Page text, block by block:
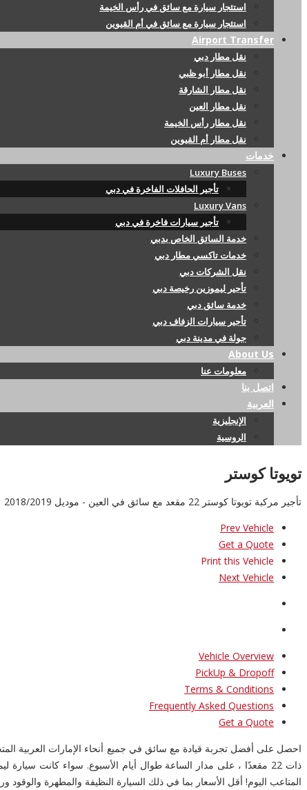
استئجار سيارة مع سائق في رأس الخيمة
استئجار سيارة مع سائق في أم القيوين
Airport Transfer
نقل مطار دبي
نقل مطار أبو ظبي
نقل مطار الشارقة
نقل مطار العين
نقل مطار رأس الخيمة
نقل مطار أم القيوين
خدمات
Luxury Buses
تأجير الحافلات الفاخرة في دبي
Luxury Vans
تأجير سيارات فاخرة في دبي
خدمة السائق الخاص بدبي
خدمات تاكسي مطار دبي
نقل الشركات دبي
تأجير ليموزين رخيصة دبي
خدمة سائق دبي
تأجير سيارات الزفاف دبي
جولة في مدينة دبي
About Us
معلومات عنا
اتصل بنا
العربية
الإنجليزية
الروسية
تويوتا كوستر
تأجير مركبة تويوتا كوستر 22 مقعد مع سائق في العين - موديل 2018/2019
Prev Vehicle
Get a Quote
Print this Vehicle
Next Vehicle
Vehicle Overview
PickUp & Dropoff
Terms & Conditions
Frequently Asked Questions
Get a Quote
احصل على أفضل تجربة قيادة مع سائق في جميع أنحاء الإمارات العربية
ذات 22 مقعدًا ، على مدار الساعة طوال أيام الأسبوع. سواء
المتاعب اليوم! أقل الأسعار بما في ذلك السيارة النظيفة والمطهرة